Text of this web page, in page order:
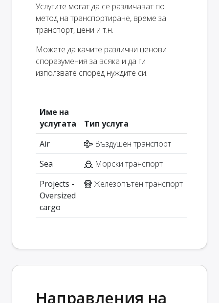
Услугите могат да се различават по
метод на транспортиране, време за
транспорт, цени и т.н.
Можете да качите различни ценови
споразумения за всяка и да ги
използвате според нуждите си.
Име на
услугата
Тип услуга
Air
Въздушен транспорт
Sea
Морски транспорт
Projects -
Oversized
cargo
Железопътен транспорт
Направления на